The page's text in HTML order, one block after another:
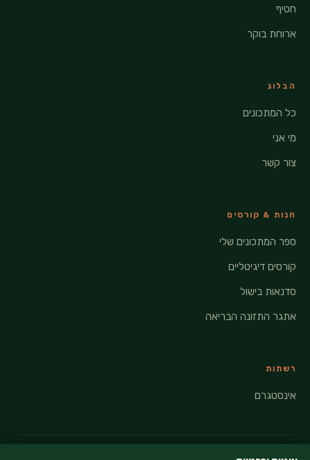
חטיף
ארוחת בוקר
הבלוג
כל המתכונים
מי אני
צור קשר
חנות & קורסים
ספר המתכונים שלי
קורסים דיגיטליים
סדנאות בישול
אתגר התזונה הבריאה
רשתות
אינסטגרם